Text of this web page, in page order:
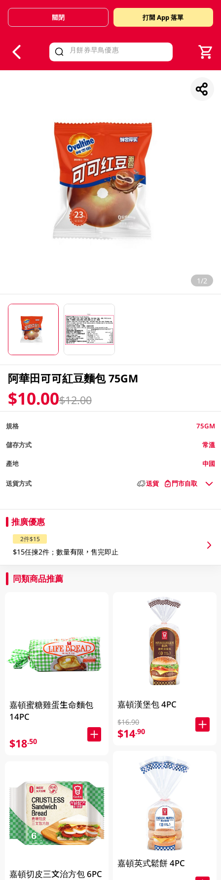
Valid Until 30 June 2026
關閉 打開 App 落單
1/2
阿華田可可紅豆麵包 75GM
$10.00$12.00
規格 75GM
儲存方式 常溫
產地 中國
送貨方式 送貨 門市自取
推廣優惠
2件$15
$15任揀2件；數量有限，售完即止
同類商品推薦
嘉頓蜜糖雞蛋生命麵包
14PC
$18.50
嘉頓切皮三文治方包 6PC
嘉頓漢堡包 4PC
$16.90
$14.90
嘉頓英式鬆餅 4PC